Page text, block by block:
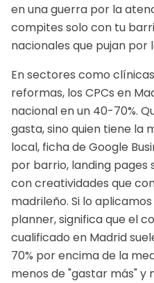
en una guerra por la
compites solo con tu
nacionales que pujan por
En sectores como
reformas, los CPCs en
nacional en un 40-70%.
gasta, sino quien tiene la
local, ficha de Google
por barrio, landing
con creatividades que
madrileño. Si lo
planner, significa que el
cualificado en Madrid
70% por encima de la
menos de "gastar más" y